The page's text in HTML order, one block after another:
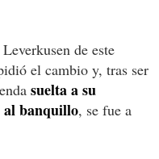
de este
el cambio y, tras ser
suelta a su
al banquillo, se fue a